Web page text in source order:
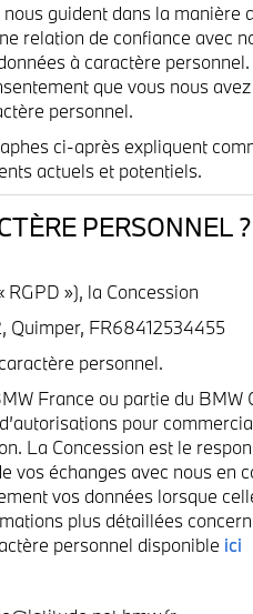
guident dans la manière
relation de confiance avec
à caractère personnel.
que vous nous
personnel.
ci-après expliquent
actuels et potentiels.
PERSONNEL ?
»), la Concession
Quimper, FR68412534455
personnel.
France ou partie du BMW
pour
La Concession est le
vos échanges avec nous en
vos données lorsque
plus détaillées
personnel disponible ici